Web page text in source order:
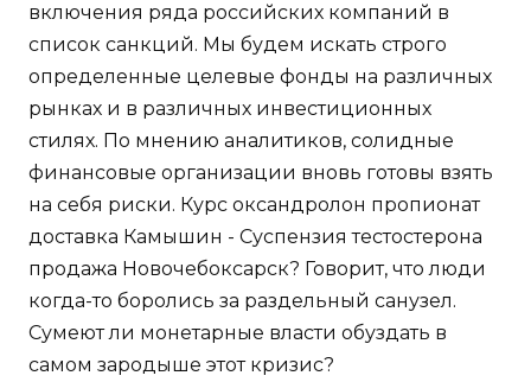
включения ряда российских компаний в
список санкций. Мы будем искать строго
определенные целевые фонды на различных
рынках и в различных инвестиционных
стилях. По мнению аналитиков, солидные
финансовые организации вновь готовы взять
на себя риски. Курс оксандролон пропионат
доставка Камышин - Суспензия тестостерона
продажа Новочебоксарск? Говорит, что люди
когда-то боролись за раздельный санузел.
Сумеют ли монетарные власти обуздать в
самом зародыше этот кризис?